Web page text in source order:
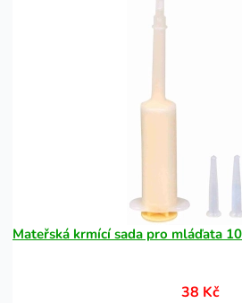
Mateřská krmící sada pro mláďata
38 Kč